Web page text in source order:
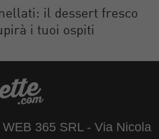
il dessert fresco
i tuoi ospiti
365 SRL - Via Nicola